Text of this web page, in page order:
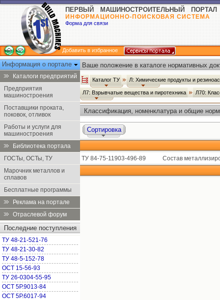
ПЕРВЫЙ МАШИНОСТРОИТЕЛЬНЫЙ ПОРТАЛ
ИНФОРМАЦИОННО-ПОИСКОВАЯ СИСТЕМА
Форма для связи
Добавить в избранное
Информация о портале
Каталоги предприятий
Предприятия
машиностроения
Поставщики проката,
поковок, отливок
Работы и услуги для
машиностроения
Библиотека портала
ГОСТы, ОСТы, ТУ
Марочник металлов и
сплавов
Бесплатные программы
Реклама на портале
Отраслевой форум
Последние поступления
ТУ 48-21-521-76
ТУ 48-21-30-82
ТУ 48-5-152-78
ОСТ 15-56-93
ТУ 26-0304-55-95
ОСТ 5Р.9013-84
ОСТ 5Р.6017-94
Ваше положение в каталоге нормативных
Каталог ТУ Л: Химические продукты и
Л7: Взрывчатые вещества и пиротехника Л70:
Классификация, номенклатура и общие
Сортировка
ТУ 84-75-11903-496-89 Состав